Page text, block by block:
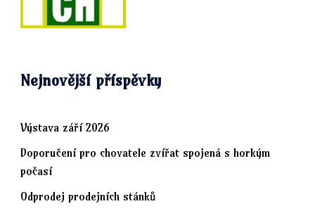
Nejnovější příspěvky
Výstava září 2026
Doporučení pro chovatele zvířat spojená s horkým
počasí
Odprodej prodejních stánků